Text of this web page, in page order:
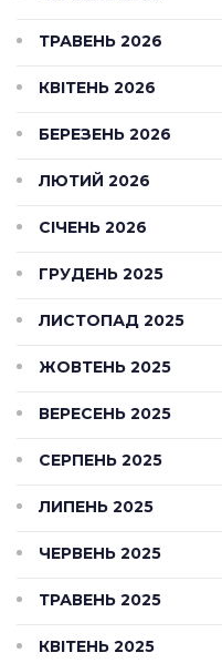
ТРАВЕНЬ 2026
КВІТЕНЬ 2026
БЕРЕЗЕНЬ 2026
ЛЮТИЙ 2026
СІЧЕНЬ 2026
ГРУДЕНЬ 2025
ЛИСТОПАД 2025
ЖОВТЕНЬ 2025
ВЕРЕСЕНЬ 2025
СЕРПЕНЬ 2025
ЛИПЕНЬ 2025
ЧЕРВЕНЬ 2025
ТРАВЕНЬ 2025
КВІТЕНЬ 2025